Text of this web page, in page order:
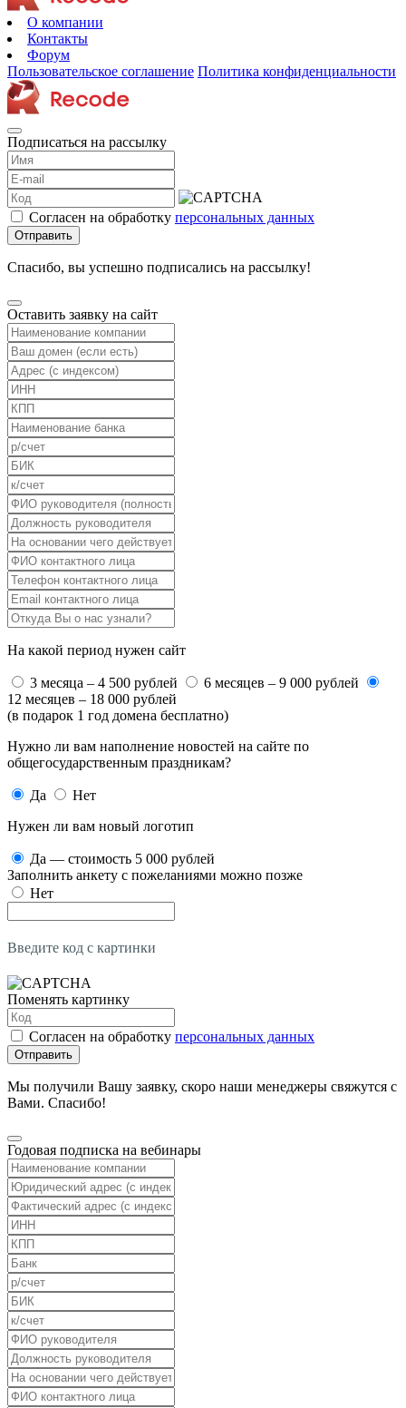
О компании
Контакты
Форум
Пользовательское соглашение Политика конфиденциальности
Подписаться на рассылку
Согласен на обработку персональных данных
Отправить
Спасибо, вы успешно подписались на рассылку!
Оставить заявку на сайт
На какой период нужен сайт
3 месяца – 4 500 рублей
6 месяцев – 9 000 рублей
12 месяцев – 18 000 рублей
(в подарок 1 год домена бесплатно)
Нужно ли вам наполнение новостей на сайте по
общегосударственным праздникам?
Да
Нет
Нужен ли вам новый логотип
Да — стоимость 5 000 рублей
Заполнить анкету с пожеланиями можно позже
Нет
Введите код с картинки
Поменять картинку
Согласен на обработку персональных данных
Отправить
Мы получили Вашу заявку, скоро наши менеджеры свяжутся с
Вами. Спасибо!
Годовая подписка на вебинары